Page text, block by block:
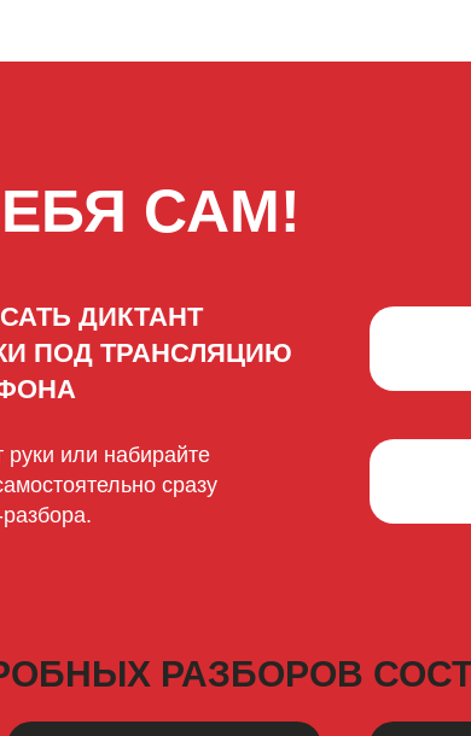
или набирайте
сразу
САМ!
ДИКТАНТ
ПОД ТРАНСЛЯЦИЮ
РАЗБОРОВ